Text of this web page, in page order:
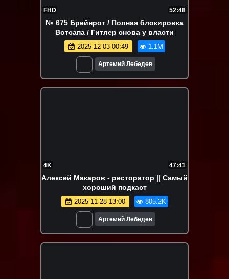
FHD 52:48
№ 675 Брейнрот / Полная блокировка
Вотсапа / Гитлер снова у власти
2025-12-03 00:49 1.1M
Артемий Лебедев
4K 47:41
Алексей Макаров - ресторатор || Самый
хороший подкаст
2025-11-28 13:00 805.2K
Артемий Лебедев